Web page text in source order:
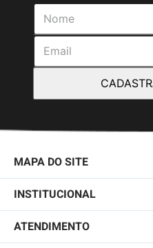
MAPA DO SITE
NOVIDADES
MASCULINO
INSTITUCIONAL
SOBRE NÓS
ATENDIMENTO